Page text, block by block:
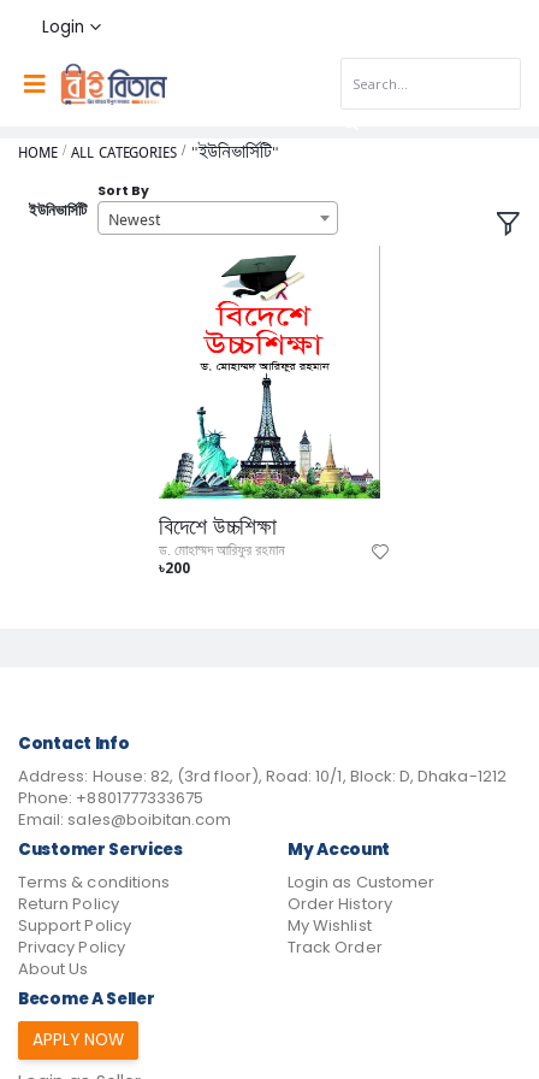
Login
HOME ALL CATEGORIES "ইউনিভার্সিটি"
ইউনিভার্সিটি
Sort By
Newest
বিদেশে উচ্চশিক্ষা
ড. মোহাম্মদ আরিফুর রহমান
৳200
Contact Info
Address: House: 82, (3rd floor), Road: 10/1, Block: D, Dhaka-1212
Phone: +8801777333675
Email: sales@boibitan.com
Customer Services
Terms & conditions
Return Policy
Support Policy
Privacy Policy
About Us
My Account
Login as Customer
Order History
My Wishlist
Track Order
Become A Seller
APPLY NOW